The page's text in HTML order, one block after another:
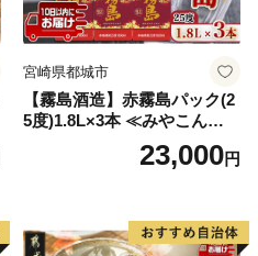
宮崎県都城市
【霧島酒造】赤霧島パック(2
5度)1.8L×3本 ≪みやこんじょ
特急便≫_23-07-K03P-1800-3
23,000円